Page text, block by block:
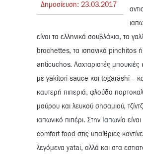
Δημοσίευση: 23.03.2017
είναι τα ελληνικά σουβλάκια, τα
brochettes, τα ισπανικά pinchitos ή
anticuchos. Λαχταριστές μπουκιές
με yakitori sauce και togarashi –
καυτερή πιπεριά, φλούδα
μαύρου και λευκού σησαμιού,
ιαπωνικό πιπέρι. Στην Ιαπωνία
comfort food στις υπαίθριες
λεγόμενα yatai, αλλά και στα